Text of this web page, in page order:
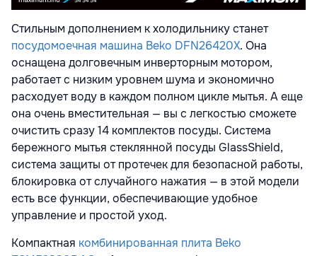
Стильным дополнением к холодильнику станет
посудомоечная машина Beko DFN26420X. Она
оснащена долговечным инверторным мотором,
работает с низким уровнем шума и экономично
расходует воду в каждом полном цикле мытья. А еще
она очень вместительная — вы с легкостью сможете
очистить сразу 14 комплектов посуды. Система
бережного мытья стеклянной посуды GlassShield,
система защиты от протечек для безопасной работы,
блокировка от случайного нажатия — в этой модели
есть все функции, обеспечивающие удобное
управление и простой уход.
Компактная комбинированная плита Beko